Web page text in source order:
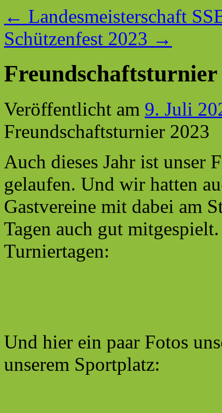
← Landesmeisterschaft
Schützenfest 2023 →
Freundschaftsturnier
Veröffentlicht am 9. Juli
Freundschaftsturnier 2023
Auch dieses Jahr ist unser
gelaufen. Und wir hatten
Gastvereine mit dabei am
Tagen auch gut
Turniertagen:
Und hier ein paar Fotos
unserem Sportplatz: